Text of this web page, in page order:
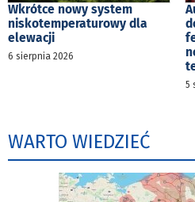
Wkrótce nowy system
niskotemperaturowy dla
elewacji
6 sierpnia 2026
5
WARTO WIEDZIEĆ